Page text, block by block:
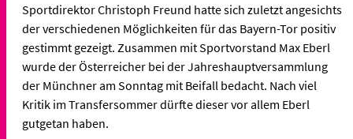
Sportdirektor Christoph Freund hatte sich zuletzt angesichts
der verschiedenen Möglichkeiten für das Bayern-Tor positiv
gestimmt gezeigt. Zusammen mit Sportvorstand Max Eberl
wurde der Österreicher bei der Jahreshauptversammlung
der Münchner am Sonntag mit Beifall bedacht. Nach viel
Kritik im Transfersommer dürfte dieser vor allem Eberl
gutgetan haben.